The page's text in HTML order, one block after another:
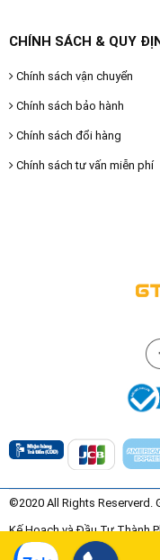
CHÍNH SÁCH & QUY
Chính sách vận chuyển
Chính sách bảo hành
Chính sách đổi hàng
Chính sách tư vấn miễn phí
©2020 All Rights Reserverd.
Kế Hoạch và Đầu Tư Thành